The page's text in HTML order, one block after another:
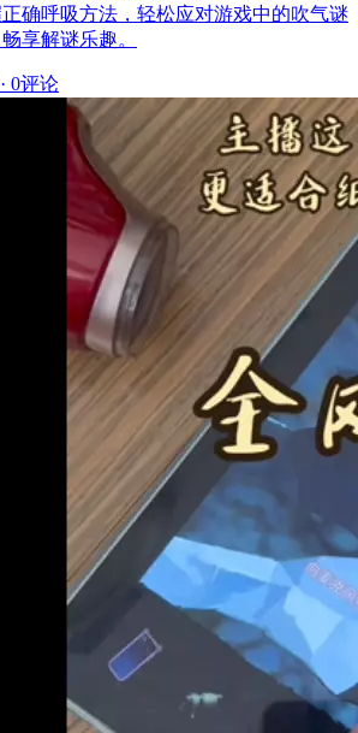
确呼吸方法，轻松应对游戏中的吹气谜
享解谜乐趣。
· 0评论